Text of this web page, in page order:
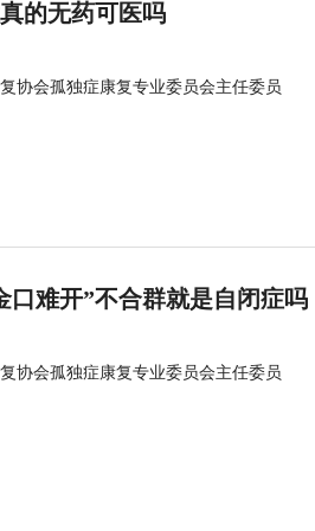
的无药可医吗
协会孤独症康复专业委员会主任委员
口难开”不合群就是自闭症吗
协会孤独症康复专业委员会主任委员